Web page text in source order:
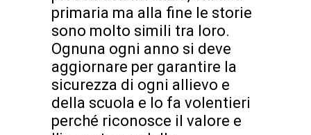
primaria ma alla fine le storie
sono molto simili tra loro.
Ognuna ogni anno si deve
aggiornare per garantire la
sicurezza di ogni allievo e
della scuola e lo fa volentieri
perché riconosce il valore e